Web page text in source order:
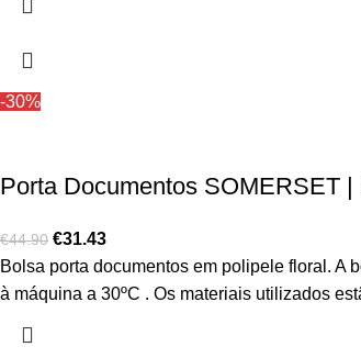
-30%
Porta Documentos SOMERSET
€44.90 €31.43
Bolsa porta documentos em polipele floral. A
à máquina a 30ºC . Os materiais utilizados